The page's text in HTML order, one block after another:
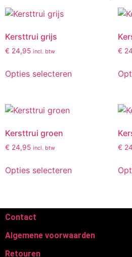
Kersttrui grijs
€ 24,95 incl. btw
Opties selecteren
€
Kersttrui groen
€ 24,95 incl. btw
Opties selecteren
€
Contact
Algemene voorwaarden
Retouren